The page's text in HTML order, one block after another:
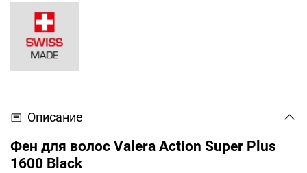
Описание
Фен для волос Valera Action Super Plus
1600 Black